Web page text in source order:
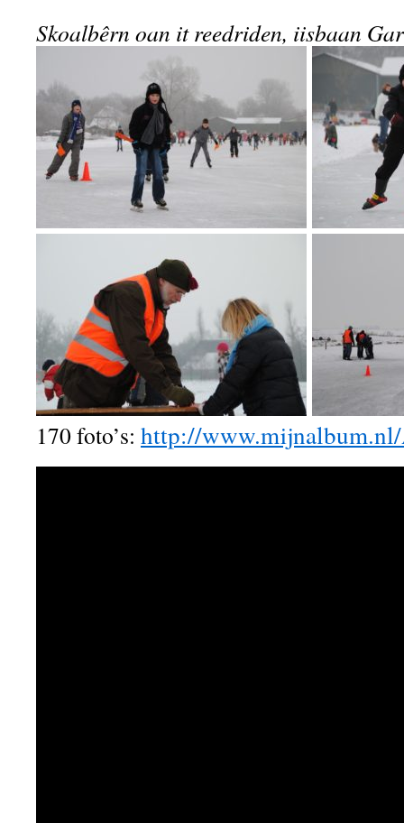
Skoalbêrn oan it reedriden, iisbaan
170 foto’s: http://